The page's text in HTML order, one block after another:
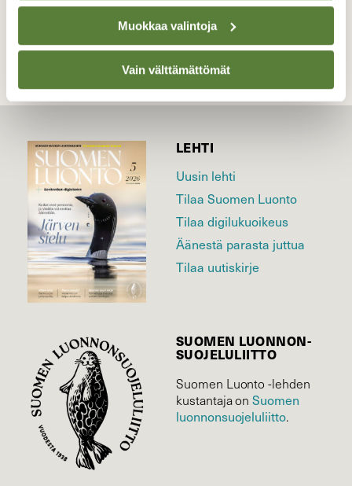
Muokkaa valintoja
Vain välttämättömät
LEHTI
Uusin lehti
Tilaa Suomen Luonto
Tilaa digilukuoikeus
Äänestä parasta juttua
Tilaa uutiskirje
SUOMEN LUONNON­
SUOJELU­LIITTO
Suomen Luonto -lehden
kustantaja onSuomen
luonnonsuojelu­liitto.